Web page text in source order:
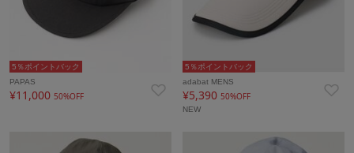
5％ポイントバック
PAPAS
¥11,000 50%OFF
5％ポイントバック
adabat MENS
¥5,39050%OFF
NEW